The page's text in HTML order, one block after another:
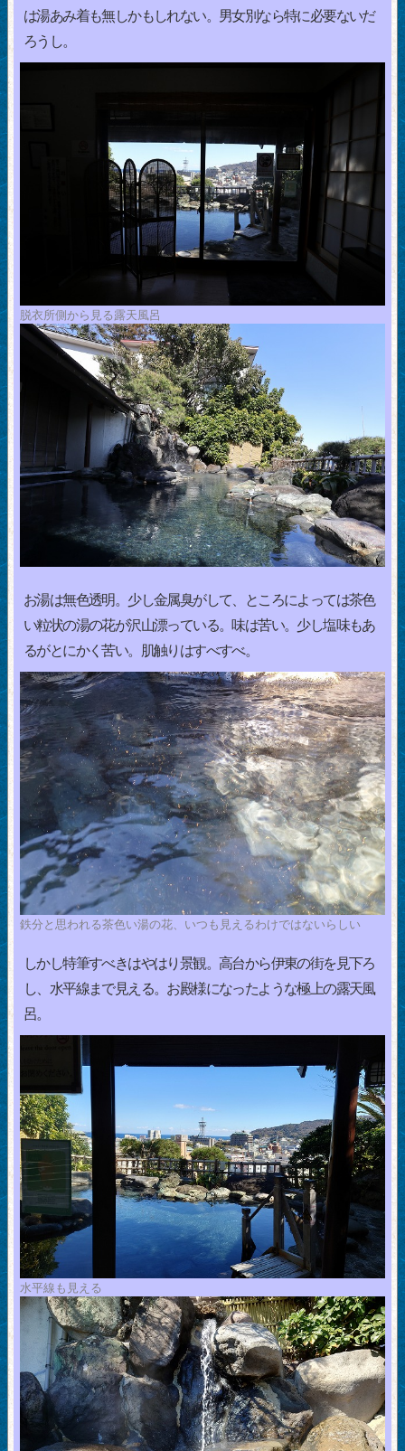
は湯あみ着も無しかもしれない。男女別なら特に必要ないだ
ろうし。
脱衣所側から見る露天風呂
お湯は無色透明。少し金属臭がして、ところによっては茶色
い粒状の湯の花が沢山漂っている。味は苦い。少し塩味もあ
るがとにかく苦い。肌触りはすべすべ。
鉄分と思われる茶色い湯の花、いつも見えるわけではないらしい
しかし特筆すべきはやはり景観。高台から伊東の街を見下ろ
し、水平線まで見える。お殿様になったような極上の露天風
呂。
水平線も見える